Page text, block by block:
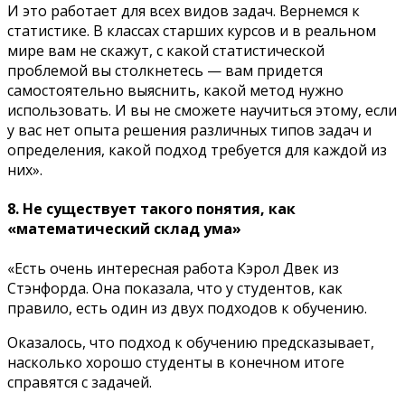
И это работает для всех видов задач. Вернемся к
статистике. В классах старших курсов и в реальном
мире вам не скажут, с какой статистической
проблемой вы столкнетесь — вам придется
самостоятельно выяснить, какой метод нужно
использовать. И вы не сможете научиться этому, если
у вас нет опыта решения различных типов задач и
определения, какой подход требуется для каждой из
них».
8. Не существует такого понятия, как
«математический склад ума»
«Есть очень интересная работа Кэрол Двек из
Стэнфорда. Она показала, что у студентов, как
правило, есть один из двух подходов к обучению.
Оказалось, что подход к обучению предсказывает,
насколько хорошо студенты в конечном итоге
справятся с задачей.